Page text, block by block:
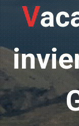
Vacaciones de